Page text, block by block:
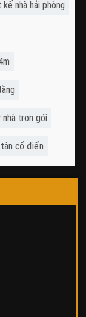
nhà hải phòng
trọn gói
cổ điển